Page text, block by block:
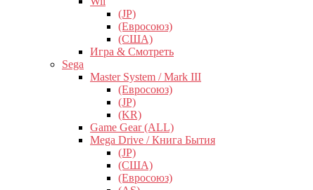
(JP)
(Евросоюз)
(США)
Игра & Смотреть
Sega
Master System / Mark III
(Евросоюз)
(JP)
(KR)
Game Gear (ALL)
Mega Drive / Книга Бытия
(JP)
(США)
(Евросоюз)